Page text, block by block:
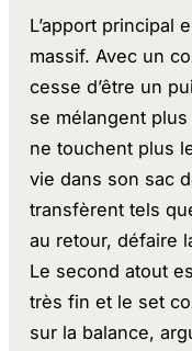
L’apport principal
massif. Avec un
cesse d’être un
se mélangent
ne touchent plus
vie dans son sac
transfèrent tels
au retour, défaire
Le second atout
très fin et le set
sur la balance,